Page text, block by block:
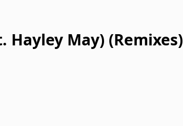
Hayley May) (Remixes)